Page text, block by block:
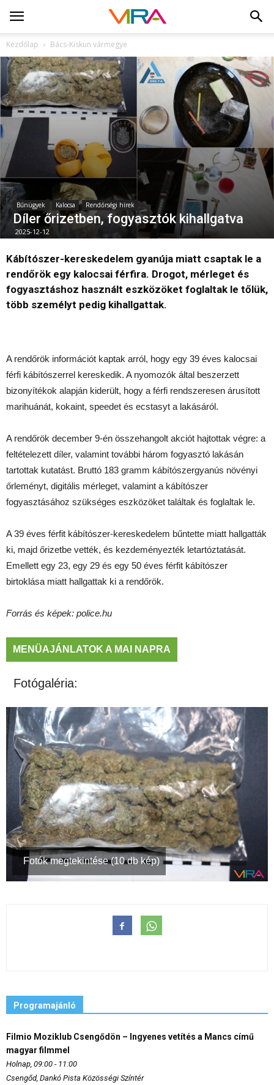
Kezdőlap Bács-Kiskun vármegye
Bűnügyek Kalocsa Rendőrségi hírek
Díler őrizetben, fogyasztók kihallgatva
2025-12-12
Kábítószer-kereskedelem gyanúja miatt csaptak le a
rendőrök egy kalocsai férfira. Drogot, mérleget és
fogyasztáshoz használt eszközöket foglaltak le tőlük,
több személyt pedig kihallgattak.
A rendőrök információt kaptak arról, hogy egy 39 éves kalocsai
férfi kábítószerrel kereskedik. A nyomozók által beszerzett
bizonyítékok alapján kiderült, hogy a férfi rendszeresen árusított
marihuánát, kokaint, speedet és ecstasyt a lakásáról.
A rendőrök december 9-én összehangolt akciót hajtottak végre: a
feltételezett díler, valamint további három fogyasztó lakásán
tartottak kutatást. Bruttó 183 gramm kábítószergyanús növényi
őrleményt, digitális mérleget, valamint a kábítószer
fogyasztásához szükséges eszközöket találtak és foglaltak le.
A 39 éves férfit kábítószer-kereskedelem bűntette miatt hallgatták
ki, majd őrizetbe vették, és kezdeményezték letartóztatását.
Emellett egy 23, egy 29 és egy 50 éves férfit kábítószer
birtoklása miatt hallgattak ki a rendőrök.
Forrás és képek: police.hu
MENÜAJÁNLATOK A MAI NAPRA
Fotógaléria:
Fotók megtekintése (10 db kép)
Programajánló
Filmio Moziklub Csengődön – Ingyenes vetítés a Mancs című
magyar filmmel
Holnap, 09:00 - 11:00
Csengőd, Dankó Pista Közösségi Színtér